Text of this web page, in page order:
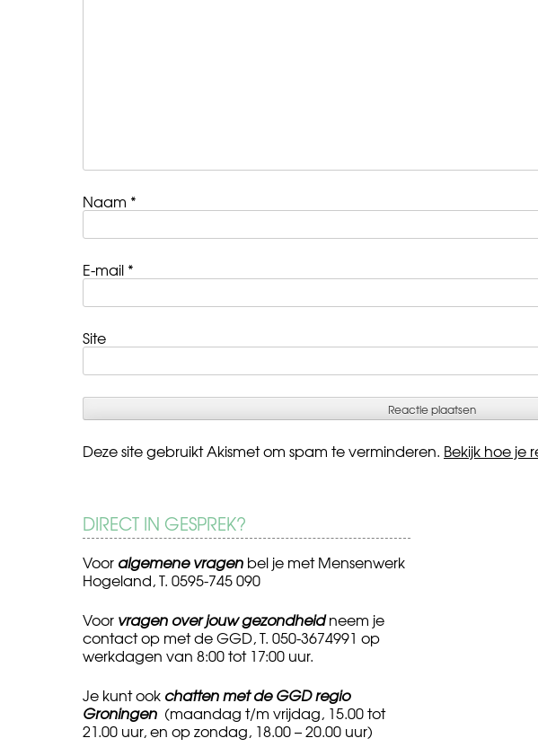
Naam *
E-mail *
Site
Deze site gebruikt Akismet om spam te verminderen. Bekijk hoe je
DIRECT IN GESPREK?
Voor algemene vragen bel je met Mensenwerk
Hogeland, T. 0595-745 090
Voor vragen over jouw gezondheidneem je
contact op met de GGD, T. 050-3674991 op
werkdagen van 8:00 tot 17:00 uur.
Je kunt ook chatten met de GGD regio
Groningen (maandag t/m vrijdag, 15.00 tot
21.00 uur, en op zondag, 18.00 – 20.00 uur)